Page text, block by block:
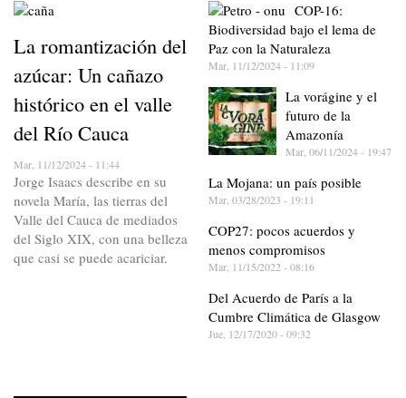
La romantización del
azúcar: Un cañazo
histórico en el valle
del Río Cauca
Mar, 11/12/2024 - 11:44
Jorge Isaacs describe en su
novela María, las tierras del
Valle del Cauca de mediados
del Siglo XIX, con una belleza
que casi se puede acariciar.
COP-16:
Biodiversidad bajo el lema de
Paz con la Naturaleza
Mar, 11/12/2024 - 11:09
La vorágine y el
futuro de la
Amazonía
Mar, 06/11/2024 - 19:47
La Mojana: un país posible
Mar, 03/28/2023 - 19:11
COP27: pocos acuerdos y
menos compromisos
Mar, 11/15/2022 - 08:16
Del Acuerdo de París a la
Cumbre Climática de Glasgow
Jue, 12/17/2020 - 09:32